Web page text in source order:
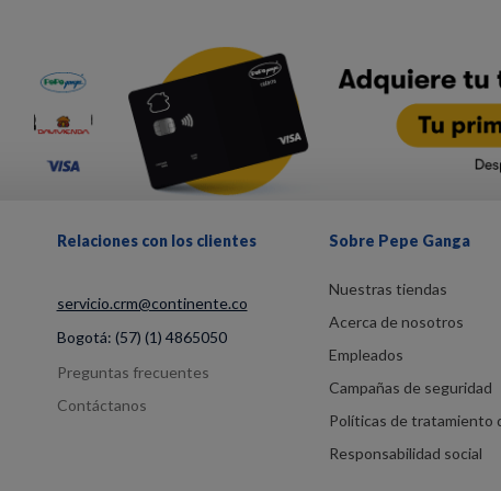
Relaciones con los clientes
servicio.crm@continente.co
Bogotá: (57) (1) 4865050
Preguntas frecuentes
Contáctanos
Sobre Pepe Ganga
Nuestras tiendas
Acerca de nosotros
Empleados
Campañas de seguridad
Políticas de tratamiento
Responsabilidad social